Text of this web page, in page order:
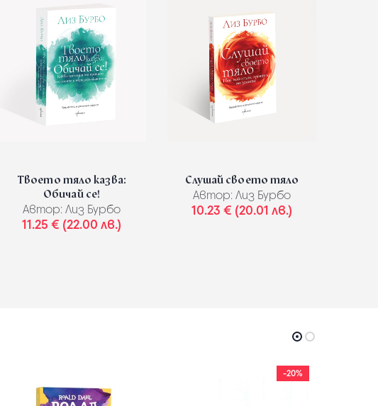
Твоето тяло казва:
Обичай се!
Автор: Лиз Бурбо
11.25 € (22.00 лв.)
Слушай своето тяло
Автор: Лиз Бурбо
10.23 € (20.01 лв.)
-20%